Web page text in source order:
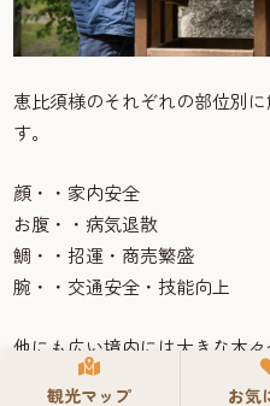
恵比須様のそれぞれの部位別
す。
顔・・家内安全
お腹・・病気退散
鯛・・招運・商売繁盛
腕・・交通安全・技能向上
他にも広い境内には大きな木
殿もあり日本文化を感じるこ
観光マップ お気